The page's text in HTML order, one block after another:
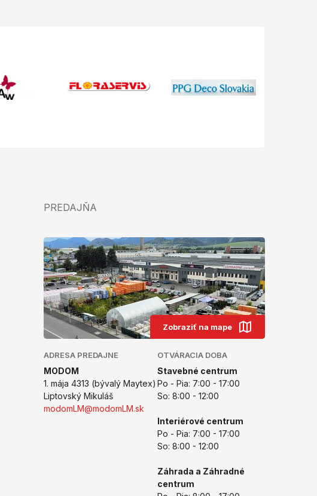
PREDAJŇA
Zobraziť na mape
ADRESA PREDAJNE
MODOM
1. mája 4313 (bývalý Maytex)
Liptovský Mikuláš
modomLM@modomLM.sk
OTVÁRACIA DOBA
Stavebné centrum
Po - Pia: 7:00 - 17:00
So: 8:00 - 12:00
Interiérové centrum
Po - Pia: 7:00 - 17:00
So: 8:00 - 12:00
Záhrada a Záhradné
centrum